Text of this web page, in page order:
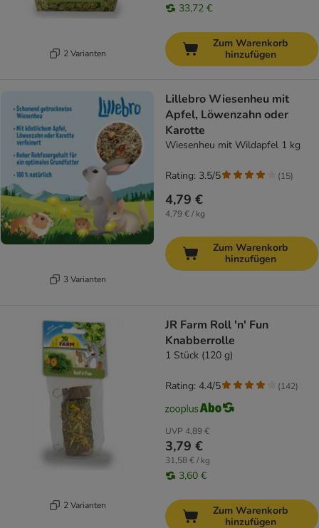
2 Varianten
33,72 €
Zum Warenkorb
hinzufügen
3 Varianten
Lillebro Wiesenheu mit
Apfel, Löwenzahn oder
Karotte
Wiesenheu mit Wildapfel 1 kg
4,79 €
4,79 € / kg
Rating: 3.5/5 (15)
Zum Warenkorb
hinzufügen
2 Varianten
JR Farm Roll 'n' Fun
Knabberrolle
1 Stück (120 g)
UVP 4,89 €
3,79 €
31,58 € / kg
3,60 €
Rating: 4.4/5 (142)
Zum Warenkorb
hinzufügen